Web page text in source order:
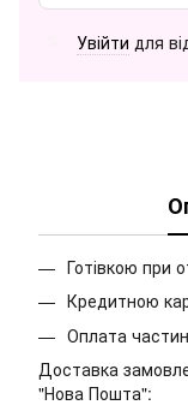
Увійти для
Готівкою при
Кредитною
Оплата
Доставка
"Нова Пошта":